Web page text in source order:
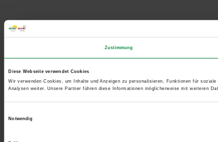
Zustimmung
Diese Webseite verwendet Cookies
Wir verwenden Cookies, um Inhalte und Anzeigen zu personalisieren, Funktionen für
Analysen weiter. Unsere Partner führen diese Informationen möglicherweise mit weiteren
Notwendig